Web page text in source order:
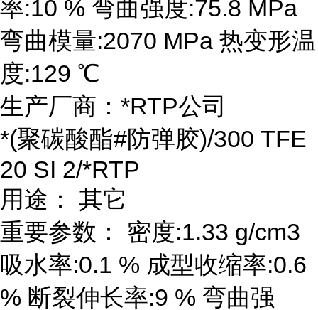
率:10 % 弯曲强度:75.8 MPa
弯曲模量:2070 MPa 热变形温
度:129 ℃
生产厂商：*RTP公司
*(聚碳酸酯#防弹胶)/300 TFE
20 SI 2/*RTP
用途： 其它
重要参数： 密度:1.33 g/cm3
吸水率:0.1 % 成型收缩率:0.6
% 断裂伸长率:9 % 弯曲强